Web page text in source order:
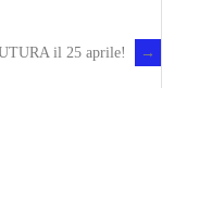
il 25 aprile! →